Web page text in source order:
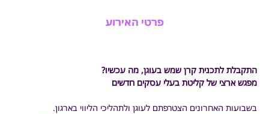
פרטי האירוע
התקבלת לתכנית קרן שמש בעוגן, מה עכשיו?
מפגש ארצי של קליטת בעלי עסקים חדשים
בשבועות האחרונים הצטרפתם לעוגן ולתהליכי הליווי בארגון.